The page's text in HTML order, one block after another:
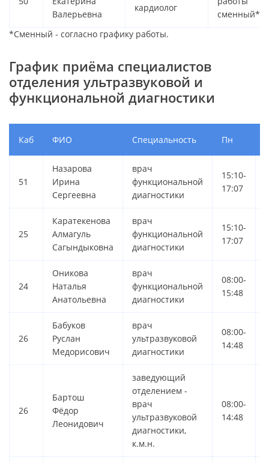
Валерьевна
кардиолог
сменный*
*Сменный - согласно графику работы.
График приёма специалистов
отделения ультразвуковой и
функциональной диагностики
Каб ФИО Специальность Пн
51
Назарова
Ирина
Сергеевна
врач
функциональной
диагностики
15:10-
17:07
25
Каратекенова
Алмагуль
Сагындыковна
врач
функциональной
диагностики
15:10-
17:07
24
Оникова
Наталья
Анатольевна
врач
функциональной
диагностики
08:00-
15:48
26
Бабуков
Руслан
Медорисович
врач
ультразвуковой
диагностики
08:00-
14:48
26
Бартош
Фёдор
Леонидович
заведующий
отделением -
врач
ультразвуковой
диагностики,
к.м.н.
08:00-
14:48